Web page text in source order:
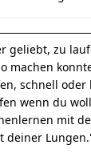
geliebt, zu
machen
schnell oder
wenn du
mit
deiner